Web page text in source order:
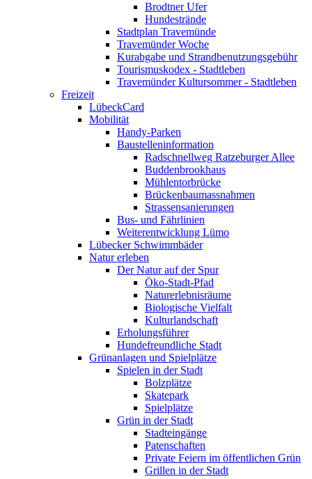
Brodtner Ufer
Hundestrände
Stadtplan Travemünde
Travemünder Woche
Kurabgabe und Strandbenutzungsgebühr
Tourismuskodex - Stadtleben
Travemünder Kultursommer - Stadtleben
Freizeit
LübeckCard
Mobilität
Handy-Parken
Baustelleninformation
Radschnellweg Ratzeburger Allee
Buddenbrookhaus
Mühlentorbrücke
Brückenbaumassnahmen
Strassensanierungen
Bus- und Fährlinien
Weiterentwicklung Lümo
Lübecker Schwimmbäder
Natur erleben
Der Natur auf der Spur
Öko-Stadt-Pfad
Naturerlebnisräume
Biologische Vielfalt
Kulturlandschaft
Erholungsführer
Hundefreundliche Stadt
Grünanlagen und Spielplätze
Spielen in der Stadt
Bolzplätze
Skatepark
Spielplätze
Grün in der Stadt
Stadteingänge
Patenschaften
Private Feiern im öffentlichen Grün
Grillen in der Stadt